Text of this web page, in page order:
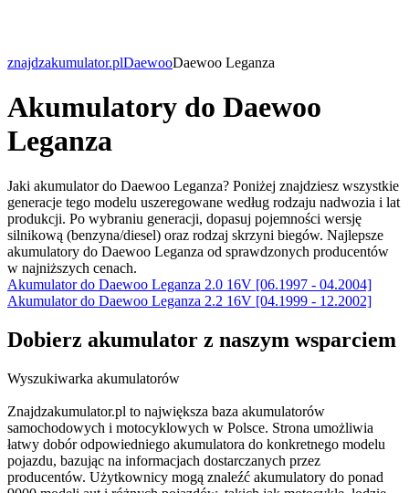
znajdzakumulator.plDaewooDaewoo Leganza
Akumulatory do Daewoo
Leganza
Jaki akumulator do Daewoo Leganza? Poniżej znajdziesz wszystkie
generacje tego modelu uszeregowane według rodzaju nadwozia i lat
produkcji. Po wybraniu generacji, dopasuj pojemności wersję
silnikową (benzyna/diesel) oraz rodzaj skrzyni biegów. Najlepsze
akumulatory do Daewoo Leganza od sprawdzonych producentów
w najniższych cenach.
Akumulator do Daewoo Leganza 2.0 16V [06.1997 - 04.2004]
Akumulator do Daewoo Leganza 2.2 16V [04.1999 - 12.2002]
Dobierz akumulator z naszym wsparciem
Wyszukiwarka akumulatorów
Znajdzakumulator.pl to największa baza akumulatorów
samochodowych i motocyklowych w Polsce. Strona umożliwia
łatwy dobór odpowiedniego akumulatora do konkretnego modelu
pojazdu, bazując na informacjach dostarczanych przez
producentów. Użytkownicy mogą znaleźć akumulatory do ponad